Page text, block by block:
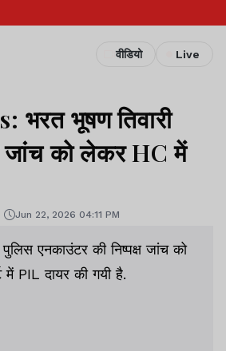
वीडियो Live
भरत भूषण तिवारी
जांच को लेकर HC में
Jun 22, 2026 04:11 PM
एनकाउंटर की निष्पक्ष जांच को
में PIL दायर की गयी है.